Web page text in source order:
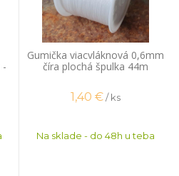
-
Gumička viacvláknová 0,6mm
číra plochá špulka 44m
1,40 €/ ks
Na sklade - do 48h u teba